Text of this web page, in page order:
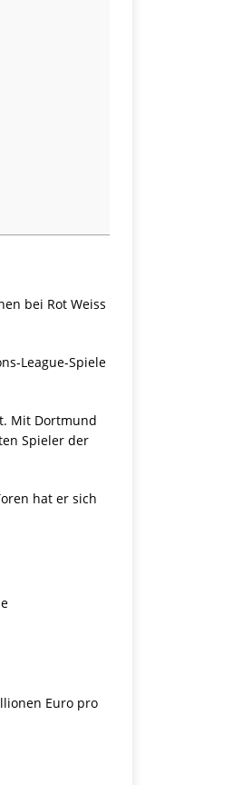
bei Rot Weiss
League-Spiele
Mit Dortmund
Spieler der
hat er sich
Euro pro